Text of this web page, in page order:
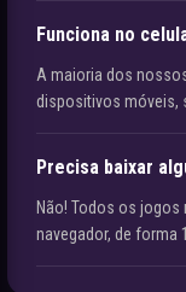
Funciona no
A maioria dos
dispositivos móveis,
Precisa baixar
Não! Todos os
navegador, de forma